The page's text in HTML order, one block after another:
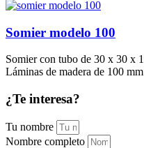
Somier modelo 100
Somier con tubo de 30 x 30 x
Láminas de madera de 100
¿Te interesa?
Tu nombre
Nombre completo